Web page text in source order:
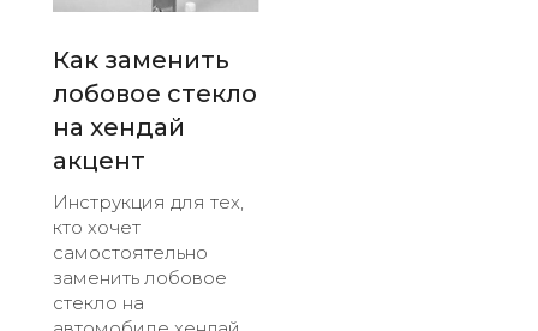
Как заменить
лобовое стекло
на хендай
акцент
Инструкция для тех,
кто хочет
самостоятельно
заменить лобовое
стекло на